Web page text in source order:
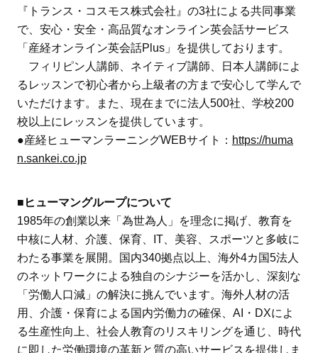
『トランス・コスモス株式会社』の3社による共同事業
で、安心・安全・高品質なオンライン英会話サービス
「産経オンライン英会話Plus」を提供しております。
フィリピン人講師、ネイティブ講師、日本人講師によ
るレッスンで初心者から上級者の方まで安心して学んで
いただけます。また、現在までに法人500社、学校200
校以上にレッスンを提供しています。
●産経ヒューマンラーニングWEBサイト： https://huma
n.sankei.co.jp
■ヒューマングループについて
1985年の創業以来「為世為人」を理念に掲げ、教育を
中核に人材、介護、保育、IT、美容、スポーツと多岐に
わたる事業を展開。国内340拠点以上、海外4カ国5法人
のネットワークによる独自のシナジーを活かし、深刻な
「労働人口減」の解決に挑んでいます。海外人材の活
用、介護・保育による国内労働力の確保、AI・DXによ
る生産性向上、社会人教育のリスキリングを通じ、時代
に即した労働環境の革新と質の高いサービスを提供しま